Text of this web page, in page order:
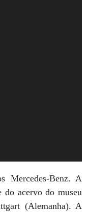
Mercedes-Benz. A
do acervo do museu
(Alemanha). A